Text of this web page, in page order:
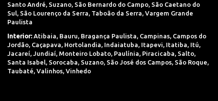
Santo André, Suzano, São Bernardo do Campo, São Caetano do
Sul, São Lourenço da Serra, Taboão da Serra, Vargem Grande
Paulista
Interior: Atibaia Bauru Bragança Paulista Campinas Campos do
Jordão Caçapava Hortolandia Indaiatuba Itapevi Itatiba Itú
Jacareí
Jundiaí Monteiro Lobato Paulínia Piracicaba Salto
Santa Isabel Sorocaba Suzano São José dos Campos São Roque
Taubaté Valinhos Vinhedo